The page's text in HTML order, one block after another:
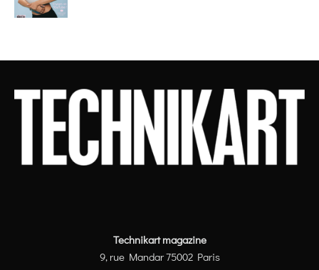
Technikart magazine
9, rue Mandar 75002 Paris